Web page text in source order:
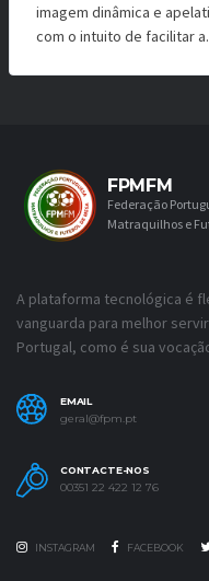
imagem dinâmica e
com o intuito de facilitar
FPMFM
Federação
Matraquilhos e
A plataforma tecnológica é
vanguarda para melhor
Portugal, como é sua
EMAIL
geral@fpm.pt
CONTACTE-NOS
00351 22 422 12 76
INSTAGRAM FACEBOOK